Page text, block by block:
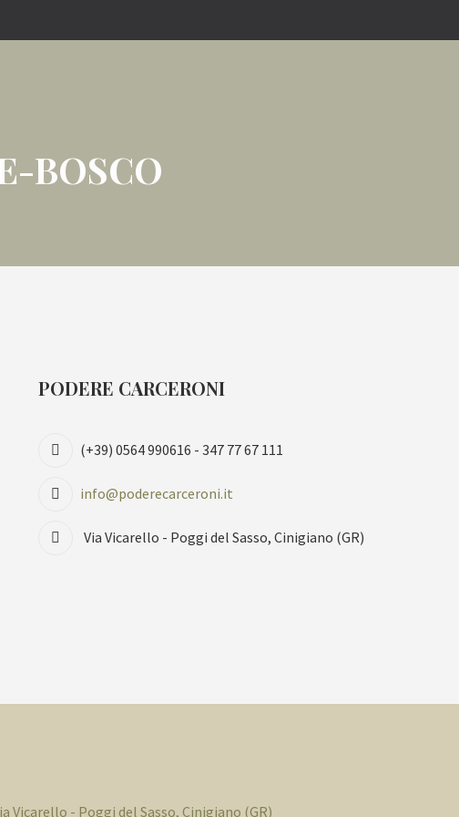
BOSCO
PODERE CARCERONI
(+39) 0564 990616 - 347 77 67 111
info@poderecarceroni.it
Via Vicarello - Poggi del Sasso, Cinigiano (GR)
Vicarello - Poggi del Sasso, Cinigiano (GR)